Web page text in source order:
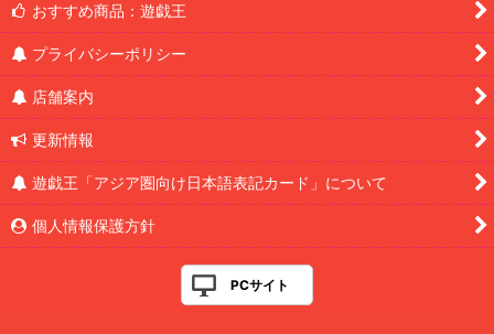
おすすめ商品：遊戯王
プライバシーポリシー
店舗案内
更新情報
遊戯王「アジア圏向け日本語表記カード」について
個人情報保護方針
PCサイト